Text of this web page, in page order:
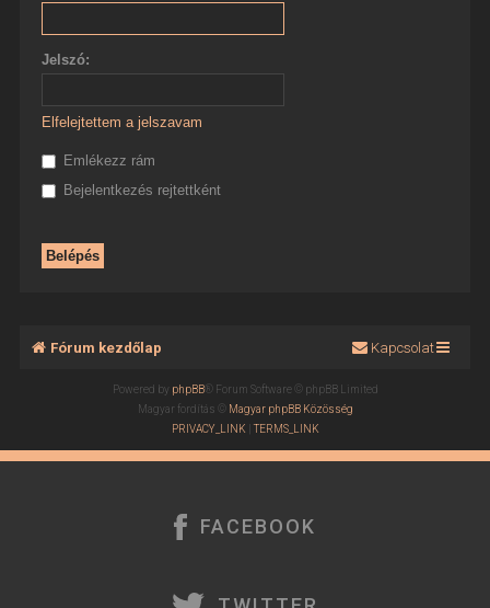
Jelszó:
Elfelejtettem a jelszavam
Emlékezz rám
Bejelentkezés rejtettként
Fórum kezdőlap Kapcsolat
Powered by phpBB® Forum Software © phpBB Limited
Magyar fordítás © Magyar phpBB Közösség
PRIVACY_LINK |TERMS_LINK
FACEBOOK